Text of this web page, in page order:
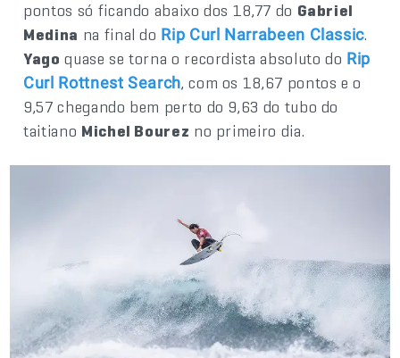
pontos só ficando abaixo dos 18,77 do Gabriel
Medina na final do Rip Curl Narrabeen Classic.
Yago quase se torna o recordista absoluto do Rip
Curl Rottnest Search, com os 18,67 pontos e o
9,57 chegando bem perto do 9,63 do tubo do
taitiano Michel Bourez no primeiro dia.